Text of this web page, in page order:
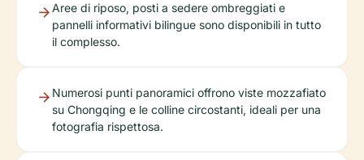
Aree di riposo, posti a sedere ombreggiati e
pannelli informativi bilingue sono disponibili in tutto
il complesso.
Numerosi punti panoramici offrono viste mozzafiato
su Chongqing e le colline circostanti, ideali per una
fotografia rispettosa.